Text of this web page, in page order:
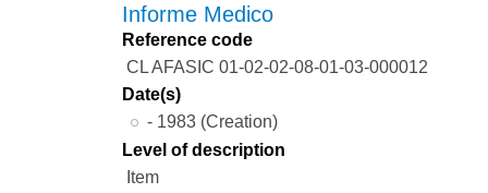
Informe Medico
Reference code
CL AFASIC 01-02-02-08-01-03-000012
Date(s)
- 1983 (Creation)
Level of description
Item